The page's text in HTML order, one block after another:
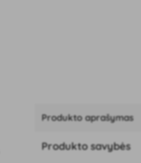
Produkto aprašymas
Produkto savybės